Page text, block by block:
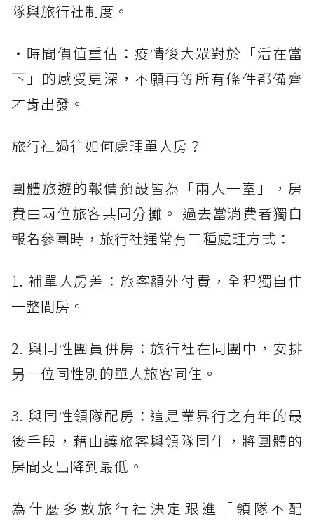
隊與旅行社制度。
・時間價值重估：疫情後大眾對於「活在當
下」的感受更深，不願再等所有條件都備齊
才肯出發。
旅行社過往如何處理單人房？
團體旅遊的報價預設皆為「兩人一室」，房
費由兩位旅客共同分攤。 過去當消費者獨自
報名參團時，旅行社通常有三種處理方式：
1. 補單人房差：旅客額外付費，全程獨自住
一整間房。
2. 與同性團員併房：旅行社在同團中，安排
另一位同性別的單人旅客同住。
3. 與同性領隊配房：這是業界行之有年的最
後手段，藉由讓旅客與領隊同住，將團體的
房間支出降到最低。
為什麼多數旅行社決定跟進「領隊不配